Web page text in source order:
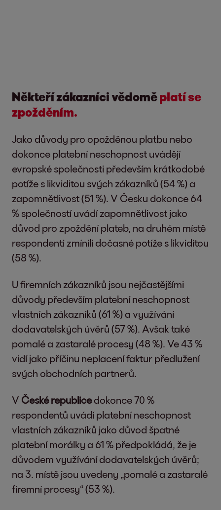
Někteří zákazníci vědoměplatí se
zpožděním.
Jako důvody pro opožděnou platbu nebo
dokonce platební neschopnost uvádějí
evropské společnosti především krátkodobé
potíže s likviditou svých zákazníků (54 %) a
zapomnětlivost (51 %). V Česku dokonce 64
% společností uvádí zapomnětlivost jako
důvod pro zpoždění plateb, na druhém místě
respondenti zmínili dočasné potíže s likviditou
(58 %).
U firemních zákazníků jsou nejčastějšími
důvody především platební neschopnost
vlastních zákazníků (61 %) a využívání
dodavatelských úvěrů (57 %). Avšak také
pomalé a zastaralé procesy (48 %). Ve 43 %
vidí jako příčinu neplacení faktur předlužení
svých obchodních partnerů.
V České republicedokonce 70 %
respondentů uvádí platební neschopnost
vlastních zákazníků jako důvod špatné
platební morálky a 61 % předpokládá, že je
důvodem využívání dodavatelských úvěrů;
na 3. místě jsou uvedeny „pomalé a zastaralé
firemní procesy“ (53 %).